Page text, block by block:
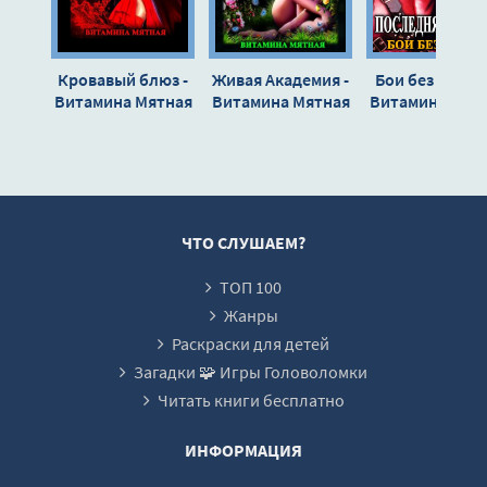
15_Темная ведьма. Тропа войны
16_Темная ведьма. Тропа войны
17_Темная ведьма. Тропа войны
20_Темная ведьма. Тропа войны
Кровавый блюз -
Витамина Мятная
Живая Академия -
Витамина Мятная
Бои без
Витамина
ЧТО СЛУШАЕМ?
ТОП 100
Жанры
Раскраски для детей
Загадки 🧩 Игры Головоломки
Читать книги бесплатно
ИНФОРМАЦИЯ